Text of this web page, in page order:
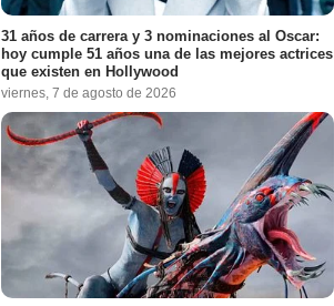
31 años de carrera y 3 nominaciones al Oscar:
hoy cumple 51 años una de las mejores actrices
que existen en Hollywood
viernes, 7 de agosto de 2026